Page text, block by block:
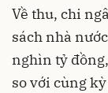
Về thu, chi
sách nhà
nghìn tỷ
so với cùng